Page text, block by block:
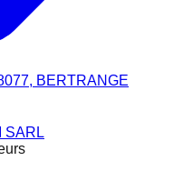
BERTRANGE
SARL